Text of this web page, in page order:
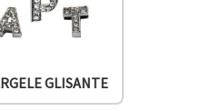
GLISANTE